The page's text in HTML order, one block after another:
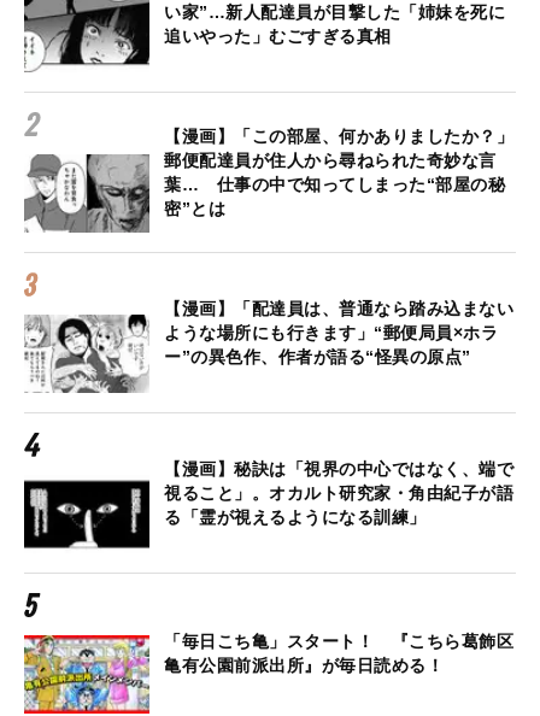
い家”…新人配達員が目撃した「姉妹を死に
追いやった」むごすぎる真相
【漫画】「この部屋、何かありましたか？」
郵便配達員が住人から尋ねられた奇妙な言
葉… 仕事の中で知ってしまった“部屋の秘
密”とは
【漫画】「配達員は、普通なら踏み込まない
ような場所にも行きます」“郵便局員×ホラ
ー”の異色作、作者が語る“怪異の原点”
【漫画】秘訣は「視界の中心ではなく、端で
視ること」。オカルト研究家・角由紀子が語
る「霊が視えるようになる訓練」
「毎日こち亀」スタート！ 『こちら葛飾区
亀有公園前派出所』が毎日読める！